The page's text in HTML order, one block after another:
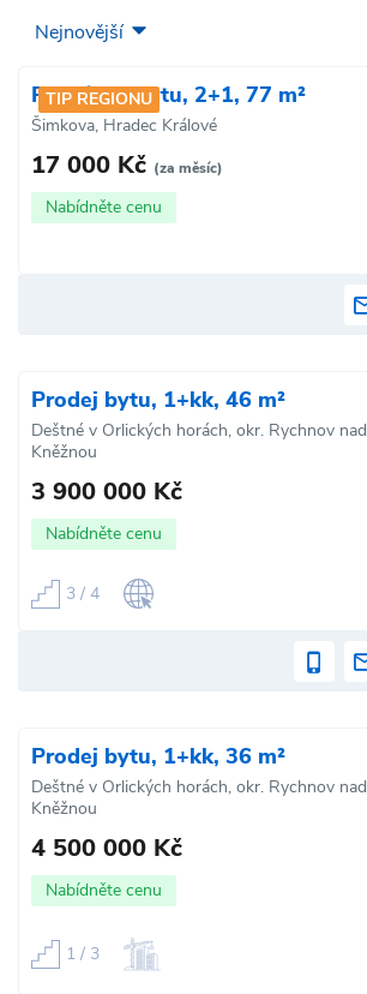
TIP REGIONU
Pronájem bytu, 2+1, 77 m²
Šimkova, Hradec Králové
17 000 Kč (za měsíc)
Nabídněte cenu
Prodej bytu, 1+kk, 46 m²
Deštné v Orlických horách, okr. Rychnov nad
Kněžnou
3 900 000 Kč
Nabídněte cenu
3 / 4
Prodej bytu, 1+kk, 36 m²
Deštné v Orlických horách, okr. Rychnov nad
Kněžnou
4 500 000 Kč
Nabídněte cenu
1 / 3